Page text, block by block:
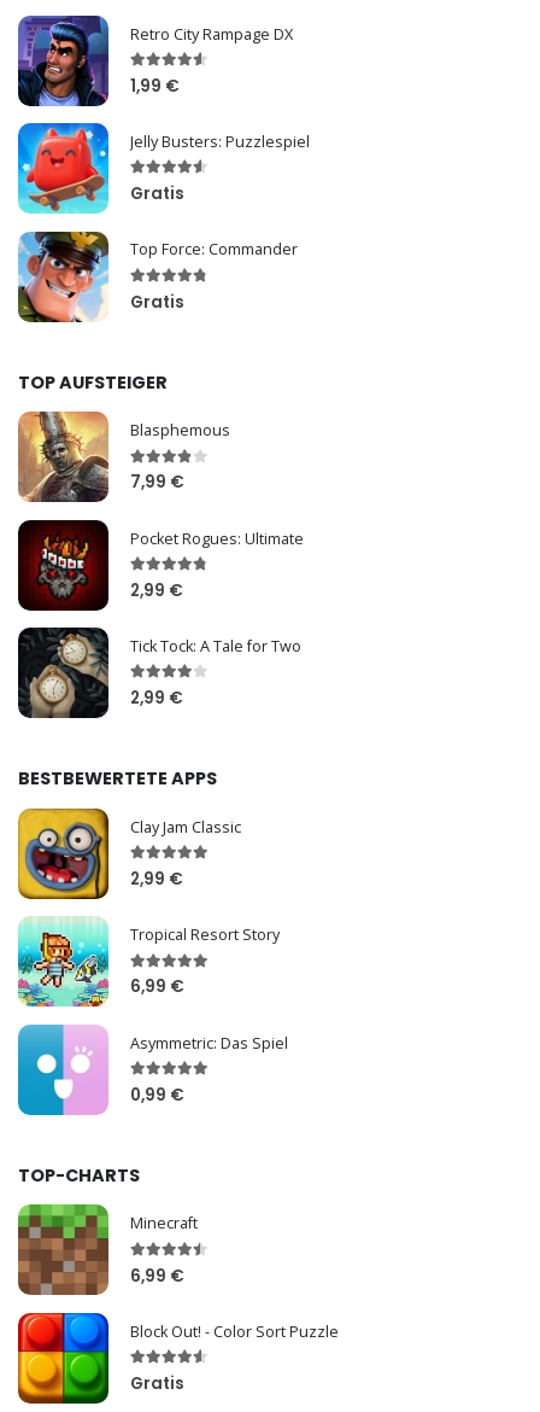
Retro City Rampage DX
1,99 €
Jelly Busters: Puzzlespiel
Gratis
Top Force: Commander
Gratis
TOP AUFSTEIGER
Blasphemous
7,99 €
Pocket Rogues: Ultimate
2,99 €
Tick Tock: A Tale for Two
2,99 €
BESTBEWERTETE APPS
Clay Jam Classic
2,99 €
Tropical Resort Story
6,99 €
Asymmetric: Das Spiel
0,99 €
TOP-CHARTS
Minecraft
6,99 €
Block Out! - Color Sort Puzzle
Gratis